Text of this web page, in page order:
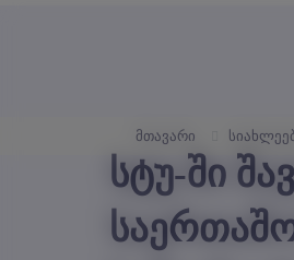
მთავარი
სტუ-ში